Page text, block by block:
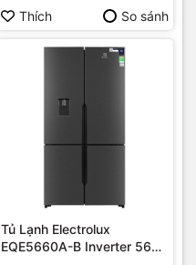
Thích So sánh
Tủ Lạnh Electrolux
EQE5660A-B Inverter 562